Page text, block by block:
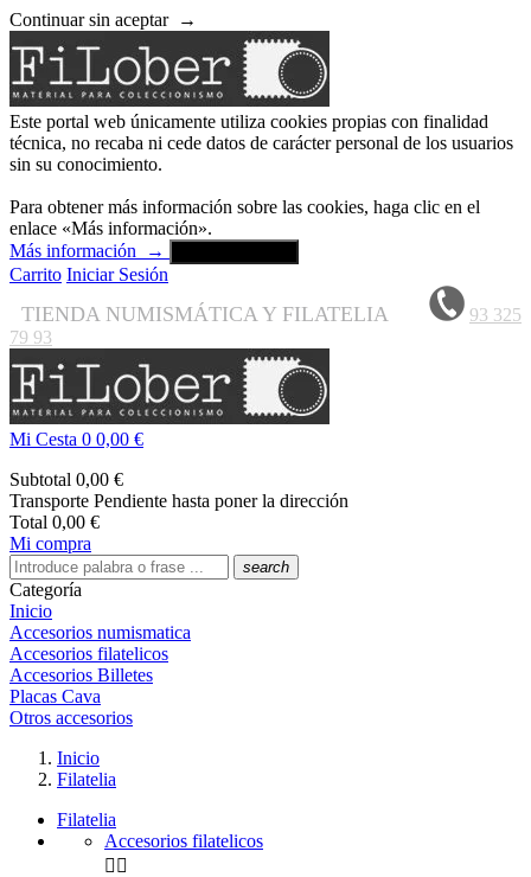
Continuar sin aceptar →
Este portal web únicamente utiliza cookies propias con finalidad
técnica, no recaba ni cede datos de carácter personal de los usuarios
sin su conocimiento.
Para obtener más información sobre las cookies, haga clic en el
enlace «Más información».
Más información
→
Carrito Iniciar Sesión
TIENDA NUMISMÁTICA Y FILATELIA
93 325
79 93
Mi Cesta 0 0,00 €
Subtotal 0,00 €
Transporte Pendiente hasta poner la dirección
Total 0,00 €
Mi compra
search
Categoría
Inicio
Accesorios numismatica
Accesorios filatelicos
Accesorios Billetes
Placas Cava
Otros accesorios
Inicio
Filatelia
Filatelia
Accesorios filatelicos
 